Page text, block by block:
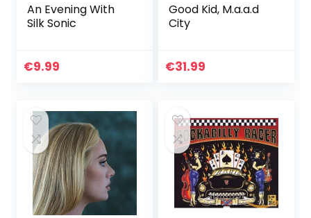
An Evening With
Silk Sonic
€9.99
Good Kid, M.a.a.d
City
€31.99